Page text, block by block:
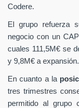
Codere.
El grupo refuerza
negocio con un
cuales 111,5M€ se
y 9,8M€ a expansión.
En cuanto a la
tres trimestres
permitido al grupo